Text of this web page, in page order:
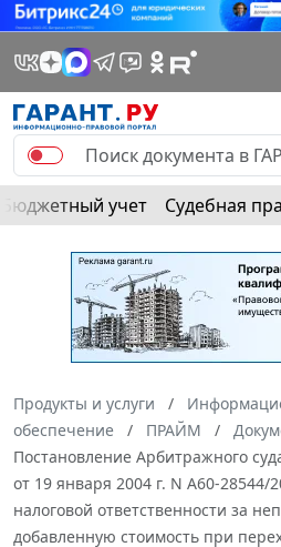
Бюджетный учет Судебная
Продукты и услуги
обеспечение
ПРАЙМ
Постановление Арбитражного
от 19 января 2004 г. N А60-
налоговой ответственности за
добавленную стоимость при